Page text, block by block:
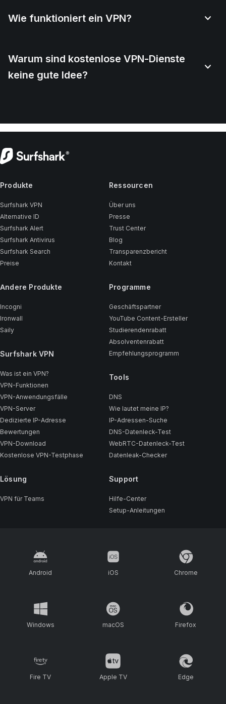
Wie funktioniert ein VPN?
Warum sind kostenlose VPN-Dienste
keine gute Idee?
Produkte
Surfshark VPN
Alternative ID
Surfshark Alert
Surfshark Antivirus
Surfshark Search
Preise
Andere Produkte
Incogni
Ironwall
Saily
Surfshark VPN
Was ist ein VPN?
VPN-Funktionen
VPN-Anwendungsfälle
VPN-Server
Dedizierte IP-Adresse
Bewertungen
VPN-Download
Kostenlose VPN-Testphase
Lösung
VPN für Teams
Ressourcen
Über uns
Presse
Trust Center
Blog
Transparenzbericht
Kontakt
Programme
Geschäftspartner
YouTube Content-Ersteller
Studierendenrabatt
Absolventenrabatt
Empfehlungsprogramm
Tools
DNS
Wie lautet meine IP?
IP-Adressen-Suche
DNS-Datenleck-Test
WebRTC-Datenleck-Test
Datenleak-Checker
Support
Hilfe-Center
Setup-Anleitungen
Android iOS Chrome
Windows macOS Firefox
Fire TV Apple TV Edge